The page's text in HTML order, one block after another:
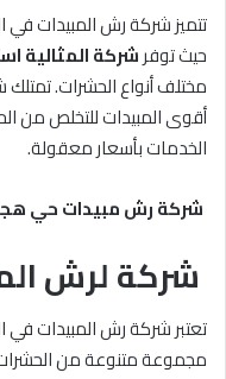
إلكترونيا
تتميز شركة رش المبيدات في
حيث توفرشركة المثالية
مختلف أنواع الحشرات.
أقوى المبيدات للتخلص من
الخدمات بأسعار معقولة.
شركة رش مبيدات حي
شركة لرش
تعتبر شركة رش المبيدات
مجموعة متنوعة من